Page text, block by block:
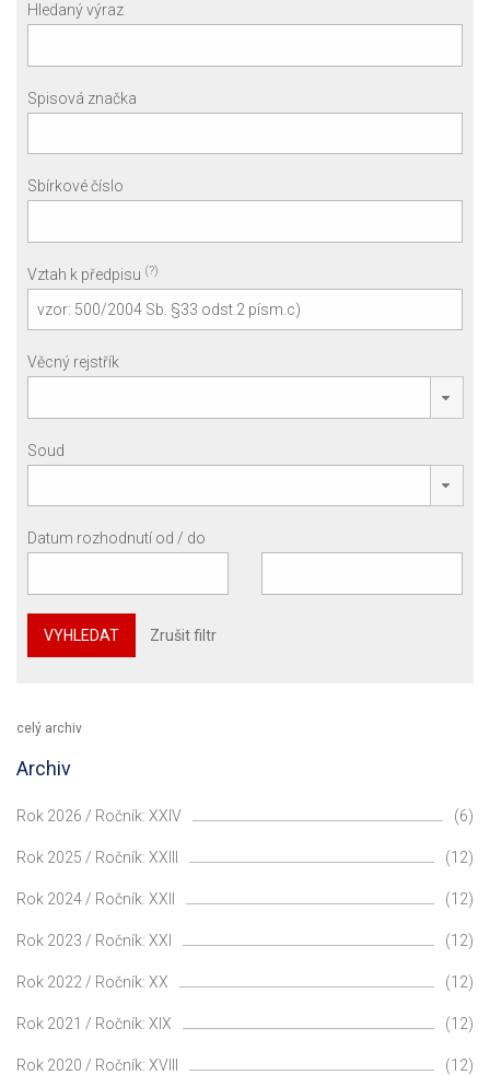
Hledaný výraz
Spisová značka
Sbírkové číslo
Vztah k předpisu (?)
Věcný rejstřík
Soud
Datum rozhodnutí od / do
VYHLEDAT Zrušit filtr
celý archiv
Archiv
Rok 2026 / Ročník: XXIV (6)
Rok 2025 / Ročník: XXIII (12)
Rok 2024 / Ročník: XXII (12)
Rok 2023 / Ročník: XXI (12)
Rok 2022 / Ročník: XX (12)
Rok 2021 / Ročník: XIX (12)
Rok 2020 / Ročník: XVIII (12)